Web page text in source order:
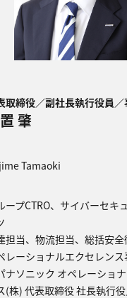
取締役／副社長執行役員／
肇
Tamaoki
ープCTRO、サイバーセキ
担当、物流担当、総括安
レーショナルエクセレン
ナソニック オペレーショ
(株) 代表取締役 社長執行